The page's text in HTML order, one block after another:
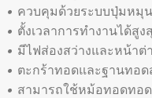
• ควบคุมด้วยระบบปุ่มหมุ
• ตั้งเวลาการทำงานได้สู
• มีไฟส่องสว่างและหน้าต่
• ตะกร้าทอดและฐานทอ
• สามารถใช้หม้อทอดทอด